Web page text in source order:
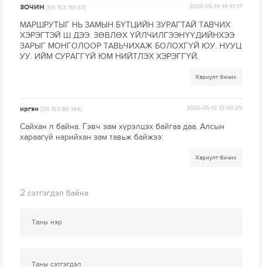
ЗОЧИН[59.153.113.67] 2026-05-14 14:41:17
МАРШРУТЫГ НЬ ЗАМЫН БҮТЦИЙН ЗУРАГТАЙ ТАВЧИХ
ХЭРЭГТЭЙ Ш ДЭЭ. ЗӨВЛӨХ ҮЙЛЧИЛГЭЭНҮҮДИЙНХЭЭ
ЗАРЫГ МОНГОЛООР ТАВЬЧИХАЖ БОЛОХГҮЙ ЮУ. НУУЦ
УУ. ИЙМ СУРАГГҮЙ ЮМ НИЙТЛЭХ ХЭРЭГГҮЙ.
Хариулт бичих
иргэн[59.153.86.144] 2026-05-13 13:00:29
Сайхан л байна. Гэвч зам хүрэлцэх байгаа даа. Алсын
хараагүй нарийхан зам тавьж байжээ:
Хариулт бичих
2 сэтгэгдэл байна